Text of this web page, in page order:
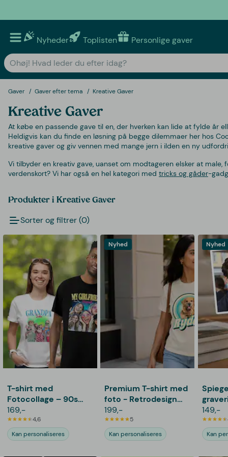
Nyheder Toplisten Personlige gaver
Gaver Gaver efter tema Kreative Gaver
Kreative Gaver
At købe en passende gave til en, der hverken kan lide at fylde
Heldigvis kan du finde en løsning på begge dilemmaer her hos
kreative gaver og giv vennen med mange jern i ilden en ny
Vi tilbyder en kreativ gave, uanset om modtageren elsker at
verdenskort? Vi har også en hel kategori med tricks og gåder-
Produkter i Kreative Gaver
Sorter og filtrer (0)
T-shirt med
Fotocollage – 90s
Design
169,-
4,6
Kan personaliseres
Nyhed
Premium T-shirt med
foto - Retrodesign
kæledyr
199,-
5
Kan personaliseres
Nyhed
149,-
Kan